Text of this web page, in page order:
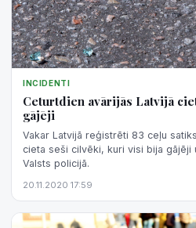
INCIDENTI
Ceturtdien avārijās Latvijā
gājēji
Vakar Latvijā reģistrēti 83 ceļu
cieta seši cilvēki, kuri visi bija
Valsts policijā.
20.11.2020 17:59